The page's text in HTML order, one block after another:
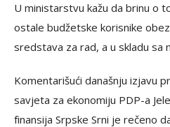
U ministarstvu kažu da brinu o
ostale budžetske korisnike
sredstava za rad, a u skladu sa
Komentarišući današnju izjavu
savjeta za ekonomiju PDP-a
finansija Srpske Srni je rečeno